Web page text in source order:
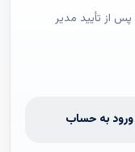
از تأیید مدیر
ورود به حساب